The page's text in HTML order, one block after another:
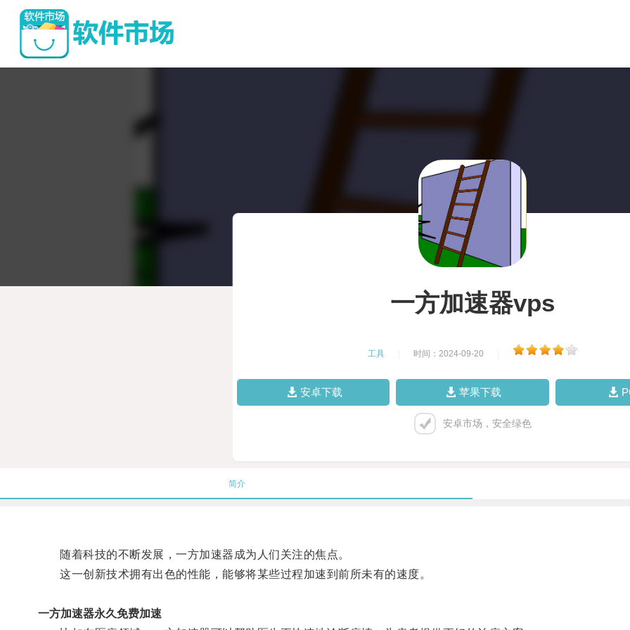
一方加速器vps
工具 时间：2024-09-20
安卓下载 苹果下载
安卓市场，安全绿色
简介
随着科技的不断发展，一方加速器成为人们关注的焦点。
这一创新技术拥有出色的性能，能够将某些过程加速到前所未有的速度。
一方加速器永久免费加速